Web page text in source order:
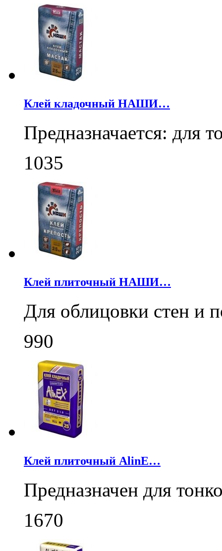
Клей кладочный НАШИ…
Предназначается: для
1035
Клей плиточный НАШИ…
Для облицовки стен и
990
Клей плиточный AlinE…
Предназначен для
1670